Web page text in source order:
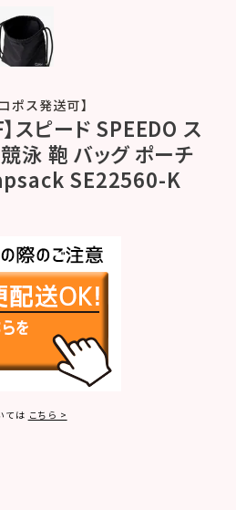
ポス発送可】
スピード SPEEDO ス
競泳 鞄 バッグ ポーチ
SE22560-K
ては こちら >